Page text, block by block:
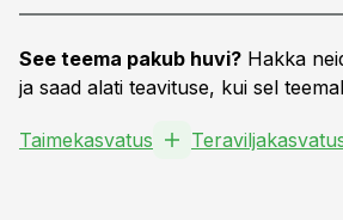
See teema pakub huvi? Hakka
ja saad alati teavituse, kui sel
Taimekasvatus